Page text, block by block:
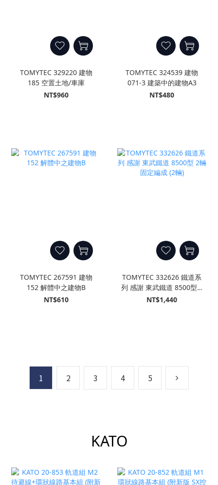
TOMYTEC 329220 建物
185 空置土地/車庫
NT$960
TOMYTEC 324539 建物
071-3 建築中的建物A3
NT$480
TOMYTEC 267591 建物
152 解體中之建物B
NT$610
TOMYTEC 332626 鐵道系
列 感謝 東武鐵道 8500型 2
輛固定編成 (2輛)
NT$1,440
1 2 3 4 5
KATO